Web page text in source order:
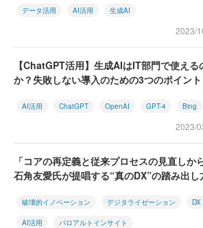
データ活用 AI活用 生成AI
2023/
【ChatGPT活用】生成AIはIT部門で使える
か？失敗しない導入のための3つのポイント
AI活用 ChatGPT OpenAI GPT-4 Bing
2023/
「コアの再定義と従来プロセスの見直しか
石角友愛氏が提唱する“真のDX”の踏み出し
破壊的イノベーション デジタライゼーション DX
AI活用 パロアルトインサイト